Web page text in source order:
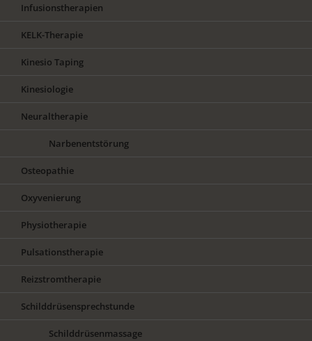
Infusionstherapien
KELK-Therapie
Kinesio Taping
Kinesiologie
Neuraltherapie
Narbenentstörung
Osteopathie
Oxyvenierung
Physiotherapie
Pulsationstherapie
Reizstromtherapie
Schilddrüsensprechstunde
Schilddrüsenmassage